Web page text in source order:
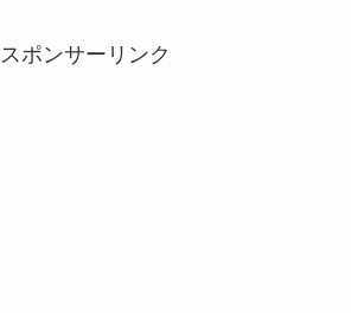
スポンサーリンク